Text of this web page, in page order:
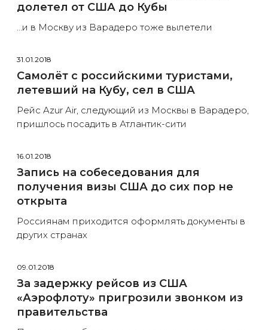
долетел от США до Кубы
…и в Москву из Варадеро тоже вылетели
31.01.2018
Самолёт с российскими туристами,
летевший на Кубу, сел в США
Рейс Azur Air, следующий из Москвы в Варадеро,
пришлось посадить в Атлантик-сити
16.01.2018
Запись на собеседования для
получения визы США до сих пор не
открыта
Россиянам приходится оформлять документы в
других странах
09.01.2018
За задержку рейсов из США
«Аэрофлоту» пригрозили звонком из
правительства